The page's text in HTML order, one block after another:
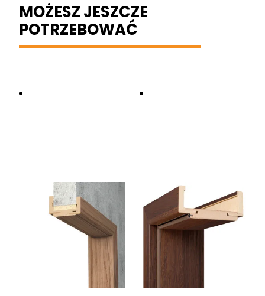
MOŻESZ JESZCZE
POTRZEBOWAĆ